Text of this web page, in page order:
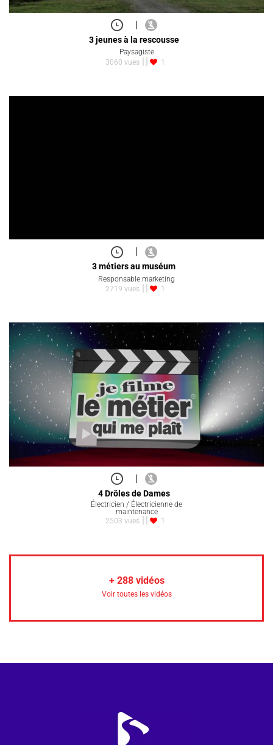
|
3 jeunes à la rescousse
Paysagiste
3060 vues
1
|
3 métiers au muséum
Responsable marketing
2719 vues
1
|
4 Drôles de Dames
Électricien / Électricienne de
maintenance
2503 vues
1
+ 288vidéos
Voir toutes les vidéos